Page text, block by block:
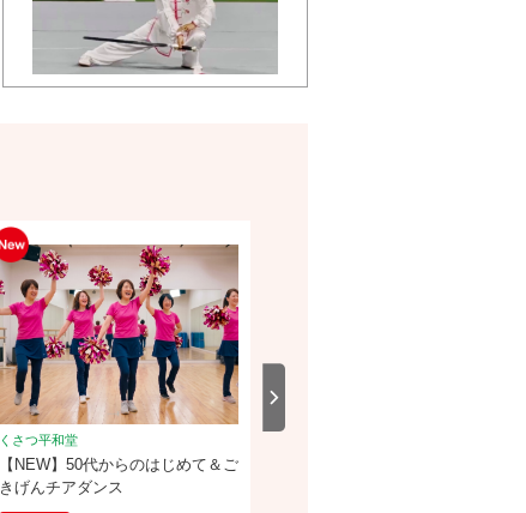
くさつ平和堂
【NEW】50代からのはじめて＆ご
きげんチアダンス